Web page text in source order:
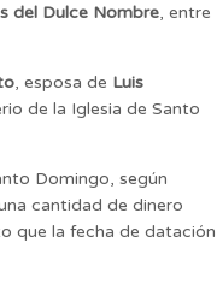
del Dulce Nombre, entre
, esposa de Luis
de la Iglesia de Santo
Domingo, según
cantidad de dinero
que la fecha de datación